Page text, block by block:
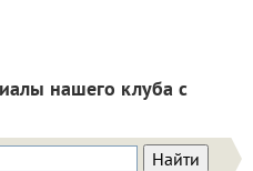
нашего клуба с